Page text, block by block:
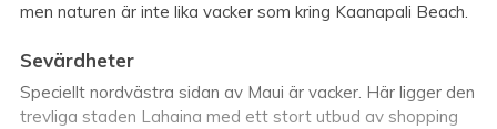
men naturen är inte lika vacker som kring Kaanapali Beach.
Sevärdheter
Speciellt nordvästra sidan av Maui är vacker. Här ligger den
trevliga staden Lahaina med ett stort utbud av shopping